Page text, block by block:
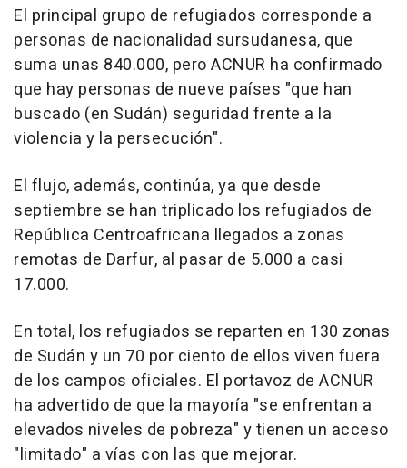
El principal grupo de refugiados corresponde a
personas de nacionalidad sursudanesa, que
suma unas 840.000, pero ACNUR ha confirmado
que hay personas de nueve países "que han
buscado (en Sudán) seguridad frente a la
violencia y la persecución".
El flujo, además, continúa, ya que desde
septiembre se han triplicado los refugiados de
República Centroafricana llegados a zonas
remotas de Darfur, al pasar de 5.000 a casi
17.000.
En total, los refugiados se reparten en 130 zonas
de Sudán y un 70 por ciento de ellos viven fuera
de los campos oficiales. El portavoz de ACNUR
ha advertido de que la mayoría "se enfrentan a
elevados niveles de pobreza" y tienen un acceso
"limitado" a vías con las que mejorar.